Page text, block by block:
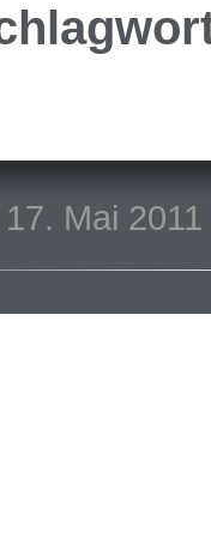
Mai